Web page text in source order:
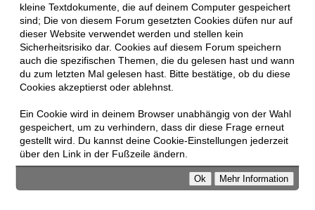
kleine Textdokumente, die auf deinem Computer gespeichert
sind; Die von diesem Forum gesetzten Cookies düfen nur auf
dieser Website verwendet werden und stellen kein
Sicherheitsrisiko dar. Cookies auf diesem Forum speichern
auch die spezifischen Themen, die du gelesen hast und wann
du zum letzten Mal gelesen hast. Bitte bestätige, ob du diese
Cookies akzeptierst oder ablehnst.
Ein Cookie wird in deinem Browser unabhängig von der Wahl
gespeichert, um zu verhindern, dass dir diese Frage erneut
gestellt wird. Du kannst deine Cookie-Einstellungen jederzeit
über den Link in der Fußzeile ändern.